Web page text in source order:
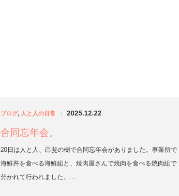
ブログ, 人と人の日常 | 2025.12.22
合同忘年会。
20日は人と人、己斐の樹で合同忘年会がありました。事業所で
海鮮丼を食べる海鮮組と、焼肉屋さんで焼肉を食べる焼肉組で
分かれて行われました。…